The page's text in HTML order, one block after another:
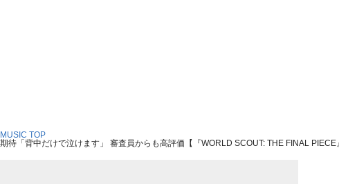
TOP
待「背中だけで泣けます」 審査員からも高評価【『WORLD SCOUT: THE FINAL PIECE